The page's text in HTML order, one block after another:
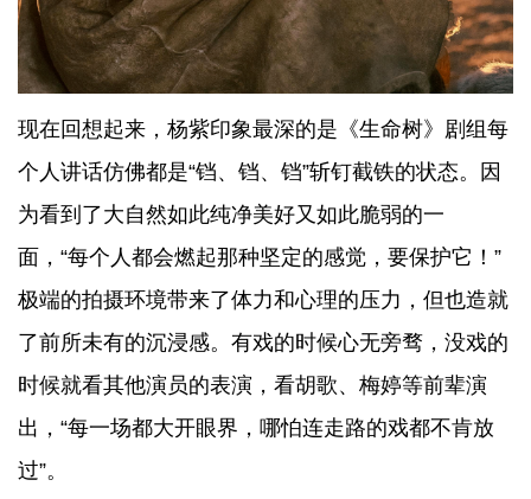
现在回想起来，杨紫印象最深的是《生命树》剧组每
个人讲话仿佛都是“铛、铛、铛”斩钉截铁的状态。因
为看到了大自然如此纯净美好又如此脆弱的一
面，“每个人都会燃起那种坚定的感觉，要保护它！”
极端的拍摄环境带来了体力和心理的压力，但也造就
了前所未有的沉浸感。有戏的时候心无旁骛，没戏的
时候就看其他演员的表演，看胡歌、梅婷等前辈演
出，“每一场都大开眼界，哪怕连走路的戏都不肯放
过”。